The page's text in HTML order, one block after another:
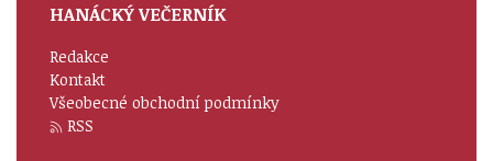
HANÁCKÝ VEČERNÍK
Redakce
Kontakt
Všeobecné obchodní podmínky
RSS